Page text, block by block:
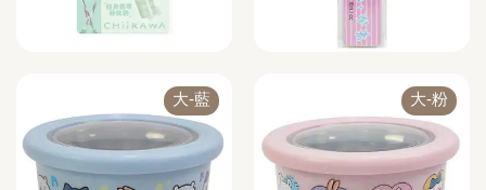
大-藍 大-粉